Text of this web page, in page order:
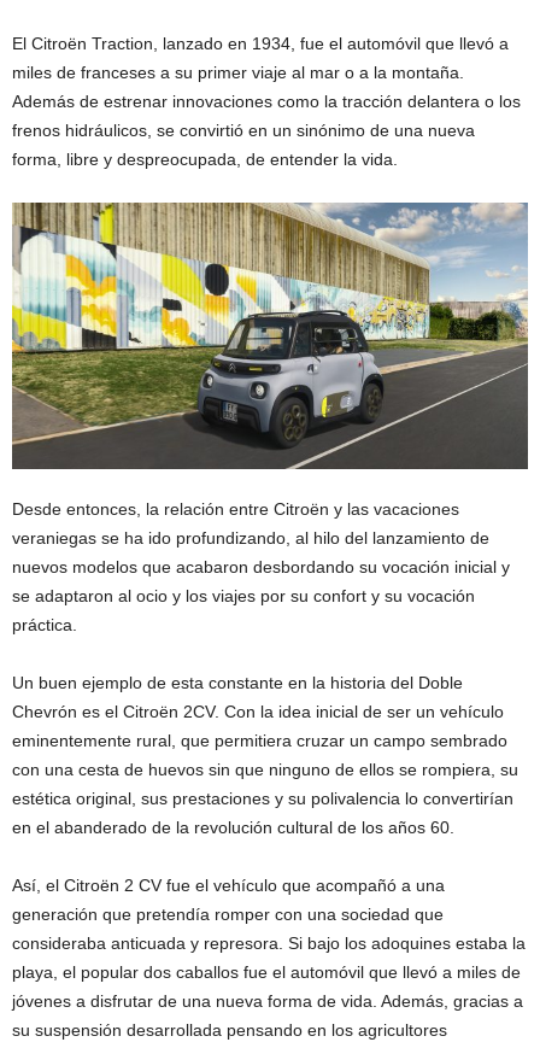
El Citroën Traction, lanzado en 1934, fue el automóvil que llevó a
miles de franceses a su primer viaje al mar o a la montaña.
Además de estrenar innovaciones como la tracción delantera o los
frenos hidráulicos, se convirtió en un sinónimo de una nueva
forma, libre y despreocupada, de entender la vida.
Desde entonces, la relación entre Citroën y las vacaciones
veraniegas se ha ido profundizando, al hilo del lanzamiento de
nuevos modelos que acabaron desbordando su vocación inicial y
se adaptaron al ocio y los viajes por su confort y su vocación
práctica.
Un buen ejemplo de esta constante en la historia del Doble
Chevrón es el Citroën 2CV. Con la idea inicial de ser un vehículo
eminentemente rural, que permitiera cruzar un campo sembrado
con una cesta de huevos sin que ninguno de ellos se rompiera, su
estética original, sus prestaciones y su polivalencia lo convertirían
en el abanderado de la revolución cultural de los años 60.
Así, el Citroën 2 CV fue el vehículo que acompañó a una
generación que pretendía romper con una sociedad que
consideraba anticuada y represora. Si bajo los adoquines estaba la
playa, el popular dos caballos fue el automóvil que llevó a miles de
jóvenes a disfrutar de una nueva forma de vida. Además, gracias a
su suspensión desarrollada pensando en los agricultores